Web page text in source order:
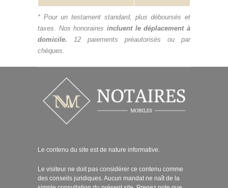
* Pour un testament standard, plus déboursés et
taxes. Nos honoraires incluent le déplacement à
domicile. 12 paiements préautorisés ou par
chèques.
Le contenu du site est de nature informative.
Le visiteur ne doit pas considérer ce contenu comme
des conseils juridiques. Aucun mandat ne naît de la